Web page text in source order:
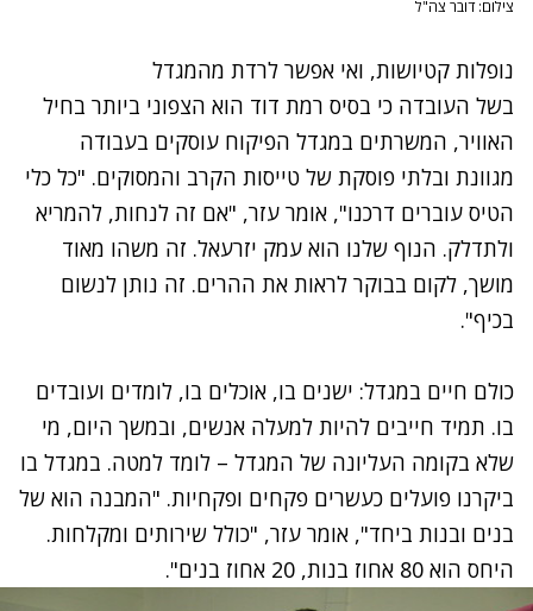
צילום: דובר צה"ל
נופלות קטיושות, ואי אפשר לרדת מהמגדל
בשל העובדה כי בסיס רמת דוד הוא הצפוני ביותר בחיל
האוויר, המשרתים במגדל הפיקוח עוסקים בעבודה
מגוונת ובלתי פוסקת של טייסות הקרב והמסוקים. "כל כלי
הטיס עוברים דרכנו", אומר עזר, "אם זה לנחות, להמריא
ולתדלק. הנוף שלנו הוא עמק יזרעאל. זה משהו מאוד
מושך, לקום בבוקר לראות את ההרים. זה נותן לנשום
בכיף".
כולם חיים במגדל: ישנים בו, אוכלים בו, לומדים ועובדים
בו. תמיד חייבים להיות למעלה אנשים, ובמשך היום, מי
שלא בקומה העליונה של המגדל – לומד למטה. במגדל בו
ביקרנו פועלים כעשרים פקחים ופקחיות. "המבנה הוא של
בנים ובנות ביחד", אומר עזר, "כולל שירותים ומקלחות.
היחס הוא 80 אחוז בנות, 20 אחוז בנים".